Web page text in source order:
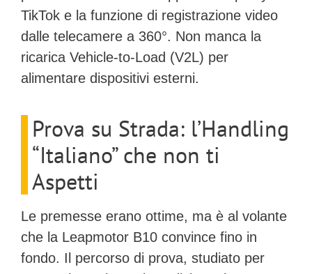
TikTok e la funzione di registrazione video
dalle telecamere a 360°. Non manca la
ricarica Vehicle-to-Load (V2L) per
alimentare dispositivi esterni.
Prova su Strada: l’Handling
“Italiano” che non ti
Aspetti
Le premesse erano ottime, ma è al volante
che la Leapmotor B10 convince fino in
fondo. Il percorso di prova, studiato per